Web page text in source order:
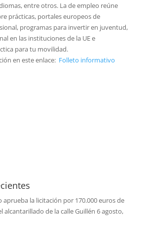
entre otros. La de empleo reúne
prácticas, portales europeos de
programas para invertir en juventud,
en las instituciones de la UE e
para tu movilidad.
en este enlace: Folleto informativo
aprueba la licitación por 170.000 euros de
alcantarillado de la calle Guillén 6 agosto,